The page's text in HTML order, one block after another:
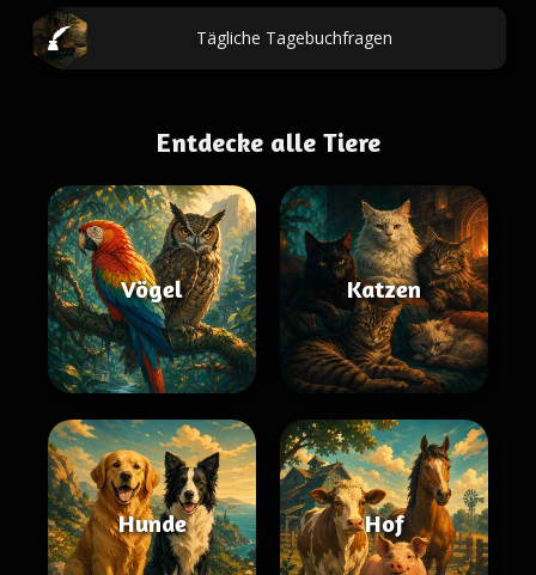
Tägliche Tagebuchfragen
Entdecke alle Tiere
Vögel Katzen
Hunde Hof